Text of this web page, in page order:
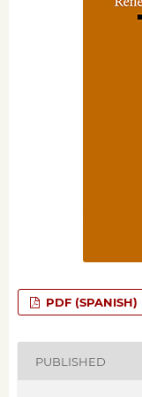
PDF (SPANISH)
PUBLISHED